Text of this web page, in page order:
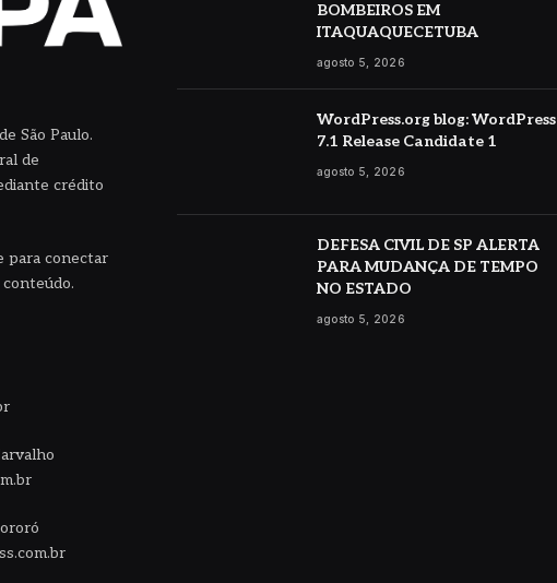
São Paulo.
de
crédito
para conectar
BOMBEIROS EM
ITAQUAQUECETUBA
agosto 5, 2026
WordPress.org blog: WordPress
7.1 Release Candidate 1
agosto 5, 2026
DEFESA CIVIL DE SP ALERTA
PARA MUDANÇA DE TEMPO
NO ESTADO
agosto 5, 2026